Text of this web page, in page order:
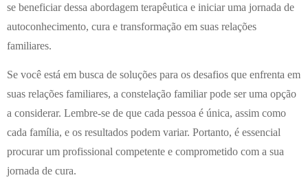
se beneficiar dessa abordagem terapêutica e iniciar uma jornada de
autoconhecimento, cura e transformação em suas relações
familiares.
Se você está em busca de soluções para os desafios que enfrenta em
suas relações familiares, a constelação familiar pode ser uma opção
a considerar. Lembre-se de que cada pessoa é única, assim como
cada família, e os resultados podem variar. Portanto, é essencial
procurar um profissional competente e comprometido com a sua
jornada de cura.